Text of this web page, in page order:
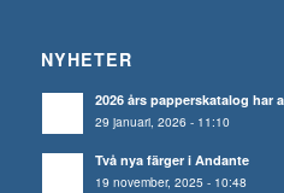
NYHETER
2026 års papperskatalog har
29 januari, 2026 - 11:10
Två nya färger i Andante
19 november, 2025 - 10:48